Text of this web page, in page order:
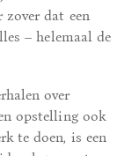
zover dat een
– helemaal de
over
opstelling ook
te doen, is een